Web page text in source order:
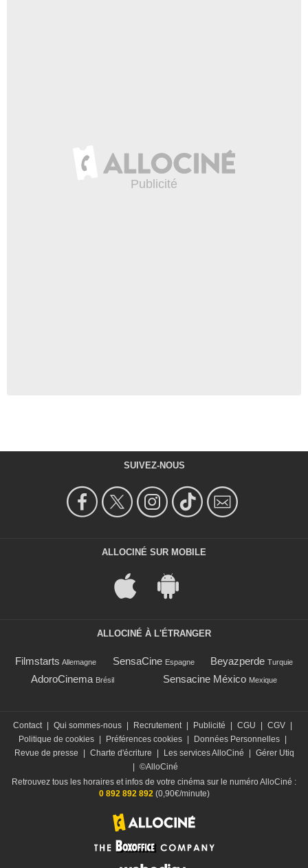
SUIVEZ-NOUS
ALLOCINÉ SUR MOBILE
ALLOCINÉ À L'ÉTRANGER
Filmstarts Allemagne SensaCine Espagne Beyazperde Turquie
AdoroCinema Brésil Sensacine México Mexique
Contact Qui sommes-nous Recrutement Publicité CGU CGV
Politique de cookies
Préférences cookies Données Personnelles
Revue de presse
Charte d'écriture Les services AlloCiné
Gérer Utiq
©AlloCiné
Retrouvez tous les horaires et infos de votre cinéma sur le numéro AlloCiné :
0 892 892 892(0,90€/minute)